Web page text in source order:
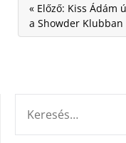
« Előző: Kiss Ádám
a Showder Klubban